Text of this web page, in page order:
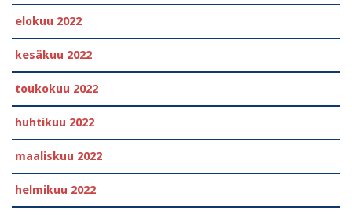
elokuu 2022
kesäkuu 2022
toukokuu 2022
huhtikuu 2022
maaliskuu 2022
helmikuu 2022